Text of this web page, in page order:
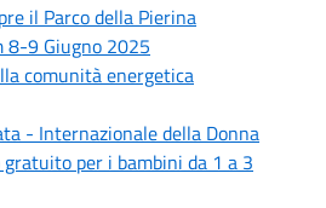
il Parco della Pierina
8-9 Giugno 2025
comunità energetica
- Internazionale della Donna
per i bambini da 1 a 3